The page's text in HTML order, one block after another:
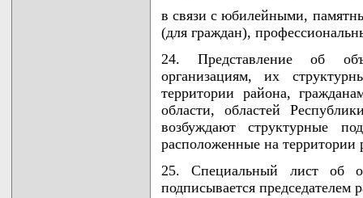
в связи с юбилейными,
(для граждан),
24. Представление об
организациям, их
территории района,
области, областей
возбуждают структурные
расположенные на территории
25. Специальный лист об
подписывается председателем